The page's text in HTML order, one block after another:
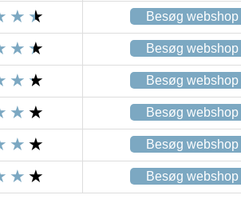
Besøg webshop
Besøg webshop
Besøg webshop
Besøg webshop
Besøg webshop
Besøg webshop